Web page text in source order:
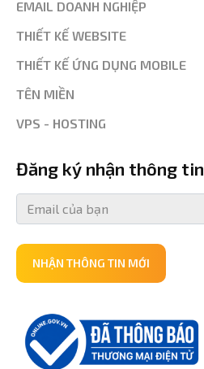
EMAIL DOANH NGHIỆP
THIẾT KẾ WEBSITE
THIẾT KẾ ỨNG DỤNG MOBILE
TÊN MIỀN
VPS - HOSTING
Đăng ký nhận thông tin
NHẬN THÔNG TIN MỚI